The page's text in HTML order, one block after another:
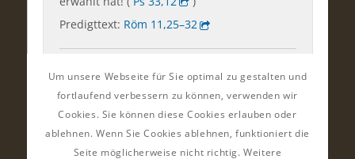
Um unsere Webseite für Sie optimal zu gestalten und
fortlaufend verbessern zu können, verwenden wir
Cookies. Sie können diese Cookies erlauben oder
ablehnen. Wenn Sie Cookies ablehnen, funktioniert die
Seite möglicherweise nicht richtig. Weitere